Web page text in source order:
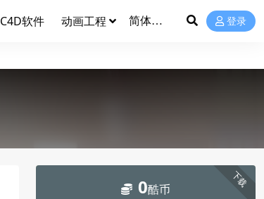
C4D软件 动画工程 登录
下载
0酷币